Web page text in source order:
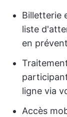
Billetterie
liste
en
ligne via
Accès